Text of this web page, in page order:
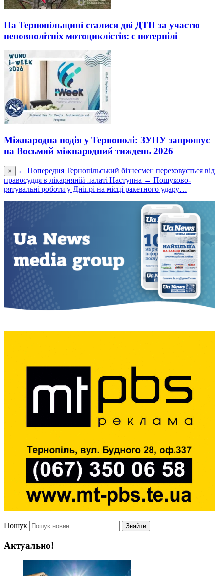
На Тернопільщині сталися дві ДТП за участю
неповнолітніх мотоциклістів: є потерпілі
Міжнародна подія у Тернополі: ЗУНУ запрошує
на Восьмий міжнародний тиждень 2026
× ← Попередня Тернопільський бізнесмен переховується від
правосуддя в лікарняній палаті Наступна → Пошуково-
рятувальні роботи у Дніпрі на місці ракетного удару…
Пошук Знайти
Актуально!